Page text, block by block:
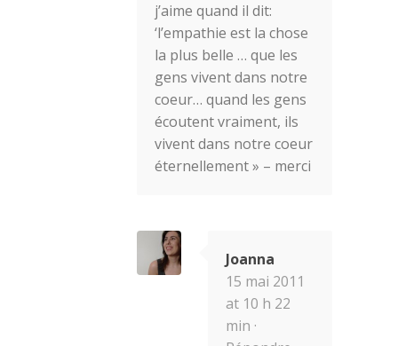
j’aime quand il dit:
‘l’empathie est la chose
la plus belle … que les
gens vivent dans notre
coeur… quand les gens
écoutent vraiment, ils
vivent dans notre coeur
éternellement » – merci
Joanna
15 mai 2011
at 10 h 22
min ·